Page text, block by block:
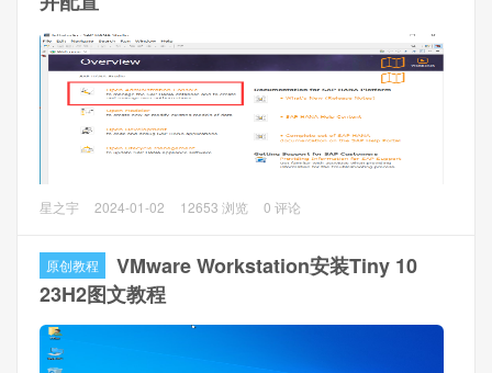
RouterOS开启https远程访问的方法
1、使用Winbox进入RouterOS，把申请了的SSL域名证书
（我这边证书是cert.pem和privkey.pem）上传到Files
SAP HANA Studio作为SAP官方的IDE集成开发工具，用于以
本文主要讲Windows10下安装SAP HANA STUDIO 2。
1、准备工作
1.1 SAP官网下载以下软件（需要SAP账号登陆）
（1）SAPCAR解压工具（SAPCAR_1200-70007719.EXE）
星之宇 2024-01-02 12653 浏览 0 评论
原创教程
VMware Workstation安装Tiny 10
23H2图文教程